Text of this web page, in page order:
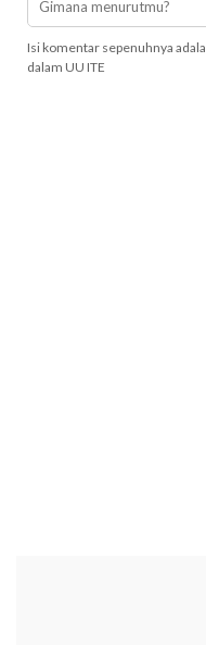
Isi komentar sepenuhnya
dalam UU ITE